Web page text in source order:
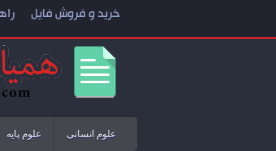
خرید و فروش فایل
علوم انسانی علوم پایه